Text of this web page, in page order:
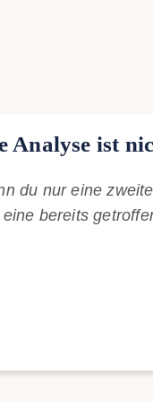
Analyse ist
du nur eine
bereits